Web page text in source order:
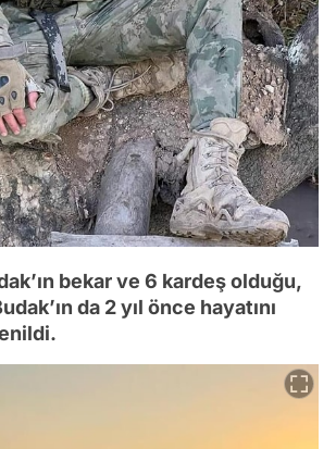
bekar ve 6 kardeş olduğu,
da 2 yıl önce hayatını